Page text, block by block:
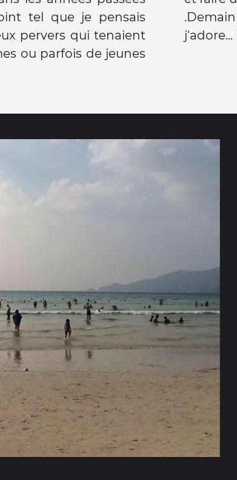
tel que je pensais
pervers qui tenaient
ou parfois de jeunes